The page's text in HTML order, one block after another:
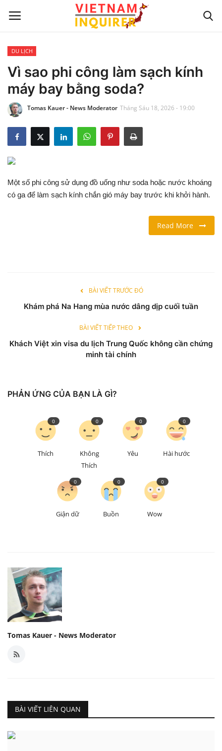
Trang chủ
Liên hệ
TIN TỨC THẾ GIỚI
CẬP NHẬT
CÔNG NGHỆ
English Vietnamese
DU LỊCH
Vì sao phi công làm sạch kính
máy bay bằng soda?
Tomas Kauer - News Moderator Tháng Sáu 18, 2026 - 19:00
Một số phi công sử dụng đồ uống như soda hoặc nước khoáng
có ga để làm sạch kính chắn gió máy bay trước khi khởi hành.
Read More
BÀI VIẾT TRƯỚC ĐÓ
Khám phá Na Hang mùa nước dâng dịp cuối tuần
BÀI VIẾT TIẾP THEO
Khách Việt xin visa du lịch Trung Quốc không cần chứng
minh tài chính
PHẢN ỨNG CỦA BẠN LÀ GÌ?
Thích
0
Không
Thích
0
Yêu
0
Hài hước
0
Giận dữ
0
Buồn
0
Wow
0
Tomas Kauer - News Moderator
BÀI VIẾT LIÊN QUAN